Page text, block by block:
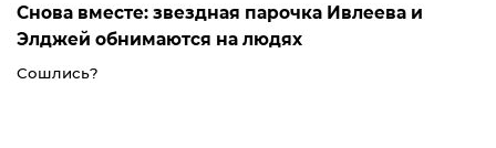
Снова вместе: звездная парочка Ивлеева и
Элджей обнимаются на людях
Сошлись?